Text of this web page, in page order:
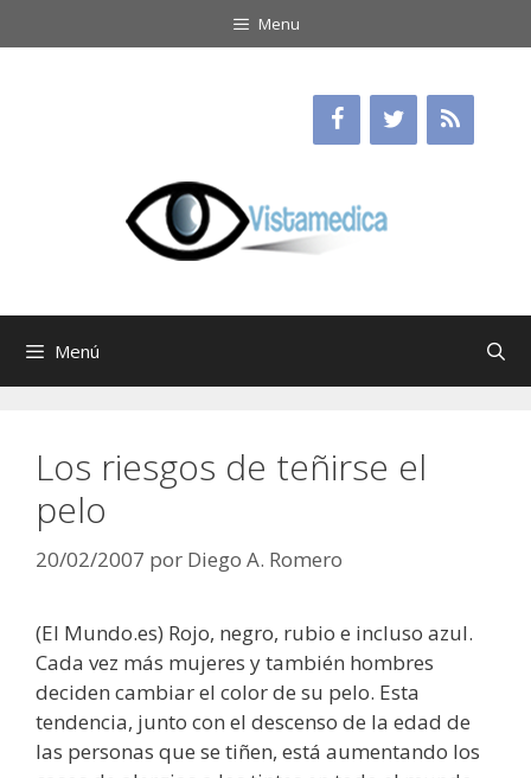
al
Menu
Menú
Los riesgos de teñirse el
pelo
20/02/2007 por Diego A. Romero
(El Mundo.es) Rojo, negro, rubio e incluso azul.
Cada vez más mujeres y también hombres
deciden cambiar el color de su pelo. Esta
tendencia, junto con el descenso de la edad de
las personas que se tiñen, está aumentando los